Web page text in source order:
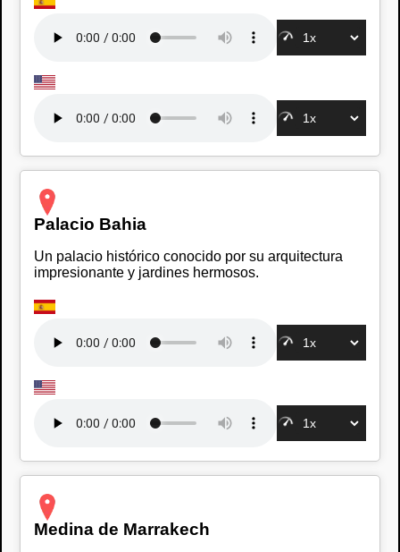
Palacio Bahia
Un palacio histórico conocido por su arquitectura
impresionante y jardines hermosos.
Medina de Marrakech